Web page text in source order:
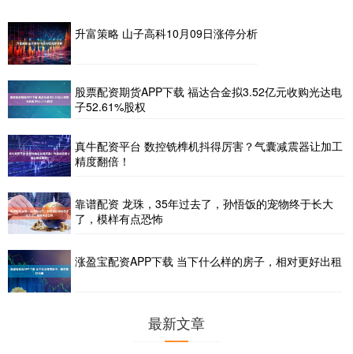
升富策略 山子高科10月09日涨停分析
股票配资期货APP下载 福达合金拟3.52亿元收购光达电
子52.61%股权
真牛配资平台 数控铣榫机抖得厉害？气囊减震器让加工
精度翻倍！
靠谱配资 龙珠，35年过去了，孙悟饭的宠物终于长大
了，模样有点恐怖
涨盈宝配资APP下载 当下什么样的房子，相对更好出租
最新文章